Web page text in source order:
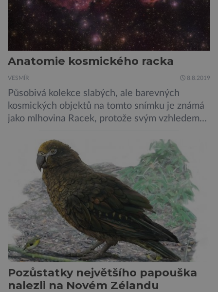
Anatomie kosmického racka
VESMÍR 8.8.2019
Působivá kolekce slabých, ale barevných
kosmických objektů na tomto snímku je známá
jako mlhovina Racek, protože svým vzhledem
prachu, vodíku, hélia a malého množství těžších
chemických prvků. Celá oblast je místem zrodu
nových hvězd. Mimořádné rozlišení tohoto
záběru pořízeného pomocí přehlídkového
teleskopu ESO/VST odhaluje detaily
jednotlivých astronomických objektů, […]
Pozůstatky největšího papouška
nalezli na Novém Zélandu